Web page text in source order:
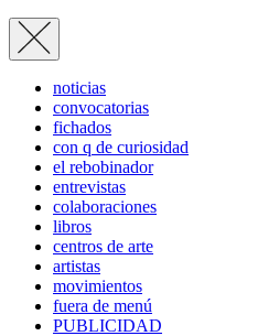
noticias
convocatorias
fichados
con q de curiosidad
el rebobinador
entrevistas
colaboraciones
libros
centros de arte
artistas
movimientos
fuera de menú
PUBLICIDAD